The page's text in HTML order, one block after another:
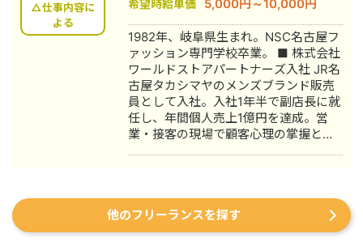
株式会社プラマーケを設立。 ホームペ
ージ：https://plumarke.co.jp/ ■実績
（※一部抜粋） #広告運用 ・出張買取
サービスにて、ROAS350%など、好調
な事例が複数あり。 ・StockSun営業
代行サービス「カリトルくん」、
StockSunサロンの広告運用を担当。
・ベンチャー企業~大手企業のWebマ
ーケティング支援に携わり、Web広告
運用、LP制作を担当。費用対効果を
対策を1人で担当し、月間アクセス数を
約7倍(3,000→約22,000)、月間問い合
わせ件数を1件から4〜5件まで成長。
△仕事内容に
よる
希望時給単価 5,000円～10,000円
1982年、岐阜県生まれ。NSC名古屋フ
ァッション専門学校卒業。 ■ 株式会社
ワールドストアパートナーズ入社 JR名
古屋タカシマヤのメンズブランド販売
員として入社。入社1年半で副店長に就
任し、年間個人売上1億円を達成。営
業・接客の現場で顧客心理の掌握と売
26歳で退職。国家資格取得を目指し医
療短期大学へ入学。 ■ 柔道整復師 国
家資格取得・整形外科入職 資格取得
他のフリーランスを探す